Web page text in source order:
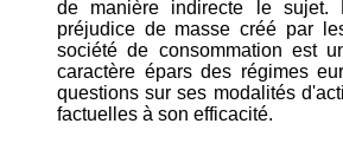
de manière indirecte le sujet.
préjudice de masse créé par
société de consommation est
caractère épars des régimes
questions sur ses modalités
factuelles à son efficacité.